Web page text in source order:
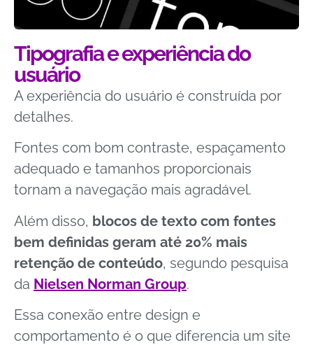
Tipografia e experiência do
usuário
A experiência do usuário é construída por
detalhes.
Fontes com bom contraste, espaçamento
adequado e tamanhos proporcionais
tornam a navegação mais agradável.
Além disso, blocos de texto com fontes
bem definidas geram até 20% mais
retenção de conteúdo, segundo pesquisa
da Nielsen Norman Group.
Essa conexão entre design e
comportamento é o que diferencia um site